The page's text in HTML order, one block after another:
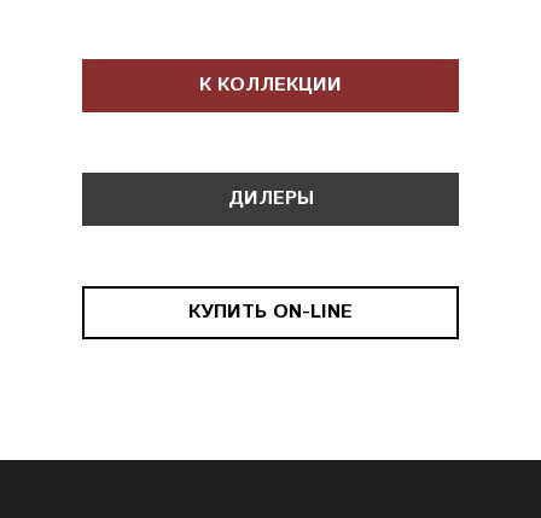
К КОЛЛЕКЦИИ
ДИЛЕРЫ
КУПИТЬ ON-LINE